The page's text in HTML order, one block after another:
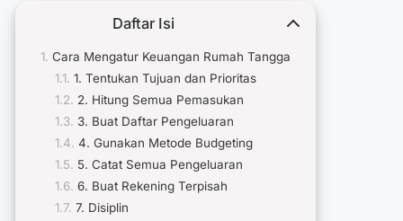
Daftar Isi
Cara Mengatur Keuangan Rumah Tangga
1. Tentukan Tujuan dan Prioritas
2. Hitung Semua Pemasukan
3. Buat Daftar Pengeluaran
4. Gunakan Metode Budgeting
5. Catat Semua Pengeluaran
6. Buat Rekening Terpisah
7. Disiplin